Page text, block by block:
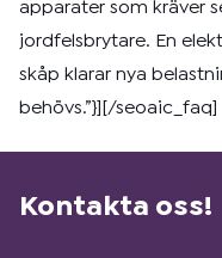
apparater som kräver
jordfelsbrytare. En
skåp klarar nya
behövs.”}][/seoaic_faq]
Kontakta oss!